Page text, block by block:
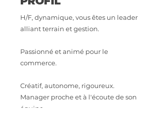
H/F, dynamique, vous êtes un leader
alliant terrain et gestion.
Passionné et animé pour le
commerce.
Créatif, autonome, rigoureux.
Manager proche et à l'écoute de son
équipe.